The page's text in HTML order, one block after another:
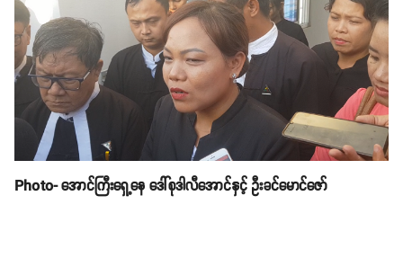
Photo- အောင်ကြီးရှေ့နေ ဒေါ်စုဒါလီအောင်နှင့် ဦးခင်မောင်ဇော်